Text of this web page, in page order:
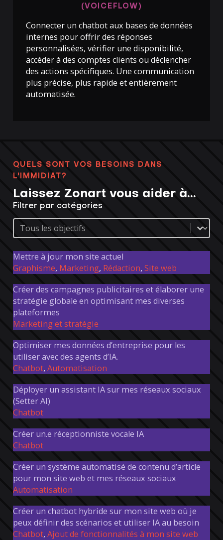
(VOICEFLOW)
Connecter un chatbot aux bases de données
internes pour offrir des réponses
personnalisées, vérifier une disponibilité,
accéder à des comptes clients ou déclencher
des actions spécifiques. Une communication
plus précise, plus rapide et entièrement
automatisée.
QUELS SONT VOS BESOINS DANS
L'IMMIDIAT?
Laissez Zonart vous aider à…
Filtrer par catégories
Propositions categories
Mettre à jour mon site actuel
Graphisme, Marketing, Rédaction,Site web
Créer des campagnes publicitaires et élaborer une
stratégie globale en optimisant mes diverses
plateformes
Marketing et stratégie
Optimiser mes données d’entreprise pour les
utiliser avec des agents d’IA.
Chatbot,Automatisation
Déployer un assistant IA sur mes réseaux sociaux
(Setter AI)
Chatbot
Créer un.e réceptionniste vocale IA
Chatbot
Créer un système automatisé de contenu d’article
pour mon site web et mes réseaux sociaux
Automatisation
Créer un chatbot hybride sur mon site web où je
peux définir des scénarios et utiliser IA au besoin
Chatbot,Ajout de fonctionnalités à mon site web